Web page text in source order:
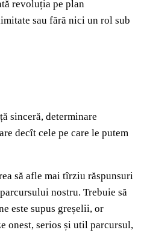
revoluția pe plan
sau fără nici un rol sub
sinceră, determinare
decît cele pe care le putem
să afle mai tîrziu răspunsuri
nostru. Trebuie să
este supus greșelii, or
onest, serios și util parcursul,